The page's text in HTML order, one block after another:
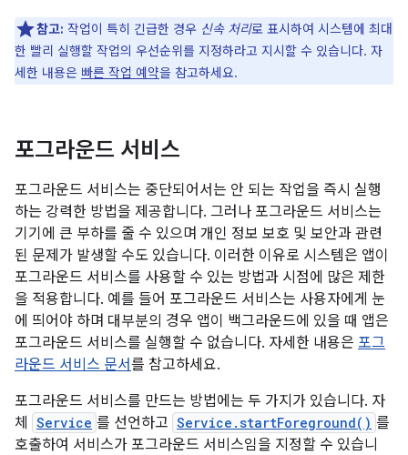
참고: 작업이 특히 긴급한 경우 신속 처리로 표시하여 시스템에 최대
한 빨리 실행할 작업의 우선순위를 지정하라고 지시할 수 있습니다. 자
세한 내용은 빠른 작업 예약을 참고하세요.
포그라운드 서비스
포그라운드 서비스는 중단되어서는 안 되는 작업을 즉시 실행
하는 강력한 방법을 제공합니다. 그러나 포그라운드 서비스는
기기에 큰 부하를 줄 수 있으며 개인 정보 보호 및 보안과 관련
된 문제가 발생할 수도 있습니다. 이러한 이유로 시스템은 앱이
포그라운드 서비스를 사용할 수 있는 방법과 시점에 많은 제한
을 적용합니다. 예를 들어 포그라운드 서비스는 사용자에게 눈
에 띄어야 하며 대부분의 경우 앱이 백그라운드에 있을 때 앱은
포그라운드 서비스를 실행할 수 없습니다. 자세한 내용은 포그
라운드 서비스 문서를 참고하세요.
포그라운드 서비스를 만드는 방법에는 두 가지가 있습니다. 자
체
Service 를 선언하고 Service.startForeground() 를
호출하여 서비스가 포그라운드 서비스임을 지정할 수 있습니